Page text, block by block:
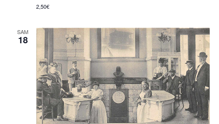
2,50€
SAM
18